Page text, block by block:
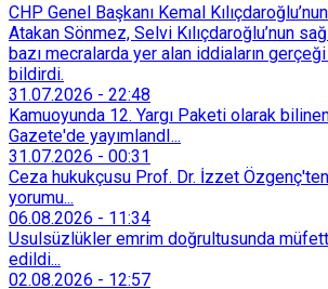
CHP Genel Başkanı Kemal
Atakan Sönmez, Selvi Kılıçdaroğlu’nun
bazı mecralarda yer alan iddiaların gerçeği
bildirdi.
31.07.2026 - 22:48
Kamuoyunda 12. Yargı Paketi olarak
Gazete'de yayımlandI...
31.07.2026 - 00:31
Ceza hukukçusu Prof. Dr. İzzet
yorumu...
06.08.2026 - 11:34
Usulsüzlükler emrim doğrultusunda
edildi...
02.08.2026 - 12:57